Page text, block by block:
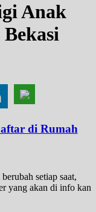
Anak
di Rumah
setiap saat,
yang akan di info kan